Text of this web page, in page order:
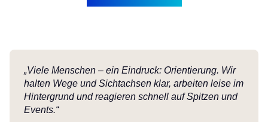
„Viele Menschen – ein Eindruck: Orientierung. Wir
halten Wege und Sichtachsen klar, arbeiten leise im
Hintergrund und reagieren schnell auf Spitzen und
Events.“